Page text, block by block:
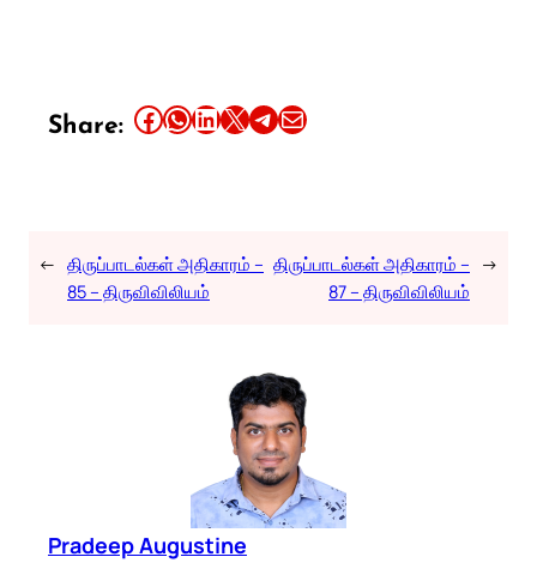
Share: Share this article on Facebook Share this article on WhatsApp Share this article on LinkedIn Share this article on X Share this article on TelegramEmail this Article
← திருப்பாடல்கள் அதிகாரம் –
85 – திருவிவிலியம்
திருப்பாடல்கள் அதிகாரம் –
87 – திருவிவிலியம்
→
Pradeep Augustine